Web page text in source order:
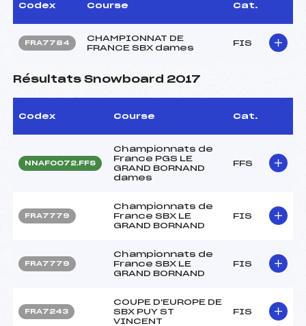
Codex Course Cat.
FRA7784
CHAMPIONNAT DE
FRANCE SBX dames
FIS
Résultats Snowboard 2017
Codex Course Cat.
NNAF0072.FFS
Championnats de
France PGS LE
GRAND BORNAND
dames
FFS
FRA7779
Championnats de
France SBX LE
GRAND BORNAND
FIS
FRA7779
Championnats de
France SBX LE
GRAND BORNAND
FIS
FRA7243
COUPE D'EUROPE DE
SBX PUY ST
VINCENT
FIS